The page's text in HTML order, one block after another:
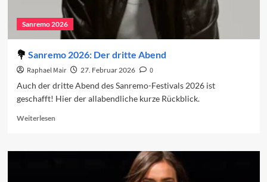
Sanremo 2026
Sanremo 2026: Der dritte Abend
Raphael Mair 27. Februar 2026
0
Auch der dritte Abend des Sanremo-Festivals 2026 ist
geschafft! Hier der allabendliche kurze Rückblick.
WeiterlesenRead
Sanremo